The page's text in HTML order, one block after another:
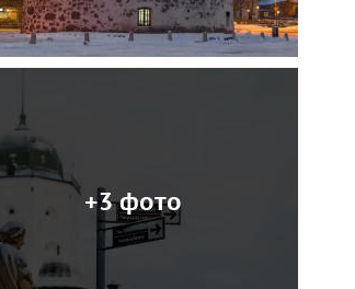
+3 фото